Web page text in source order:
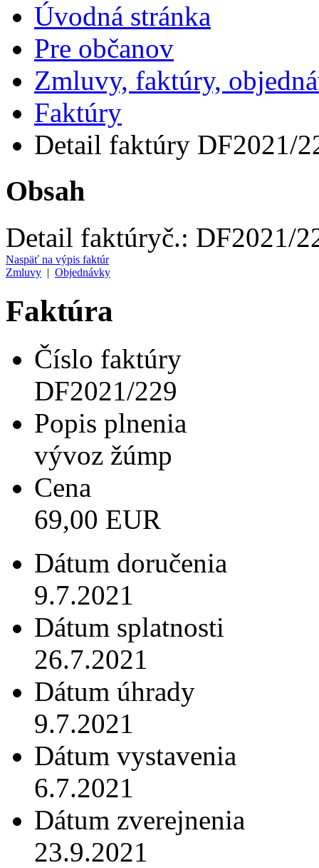
Úvodná stránka
Pre občanov
Zmluvy, faktúry,
Faktúry
Detail faktúry DF2021/
Obsah
Detail faktúryč.: DF2021/
Naspäť na výpis faktúr
Zmluvy | Objednávky
Faktúra
Číslo faktúry
DF2021/229
Popis plnenia
vývoz žúmp
Cena
69,00 EUR
Dátum doručenia
9.7.2021
Dátum splatnosti
26.7.2021
Dátum úhrady
9.7.2021
Dátum vystavenia
6.7.2021
Dátum zverejnenia
23.9.2021